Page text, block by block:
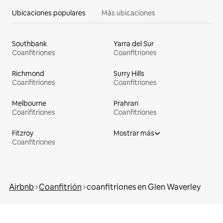
Ubicaciones populares Más ubicaciones
Southbank
Coanfitriones
Yarra del Sur
Coanfitriones
Richmond
Coanfitriones
Surry Hills
Coanfitriones
Melbourne
Coanfitriones
Prahran
Coanfitriones
Fitzroy
Coanfitriones
Mostrar más
Airbnb Coanfitrión coanfitriones en Glen Waverley